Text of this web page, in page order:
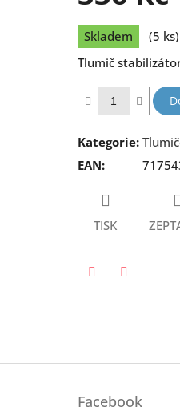
0,0
z
5
Měrná
cena:
Skladem
(5 ks)
Tlumič
Kategorie:
EAN:
TISK
Facebook